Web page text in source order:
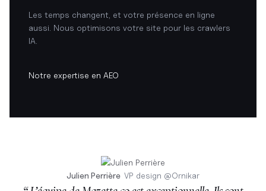
Les temps changent, et votre présence en ligne
aussi. Nous optimisons votre site pour les crawlers
IA.
Notre expertise en AEO
Julien Perrière VP design @Ornikar